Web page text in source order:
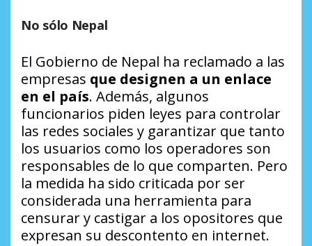
No sólo Nepal
El Gobierno de Nepal ha reclamado a las
empresas que designen a un enlace
en el país. Además, algunos
funcionarios piden leyes para controlar
las redes sociales y garantizar que tanto
los usuarios como los operadores son
responsables de lo que comparten. Pero
la medida ha sido criticada por ser
considerada una herramienta para
censurar y castigar a los opositores que
expresan su descontento en internet.